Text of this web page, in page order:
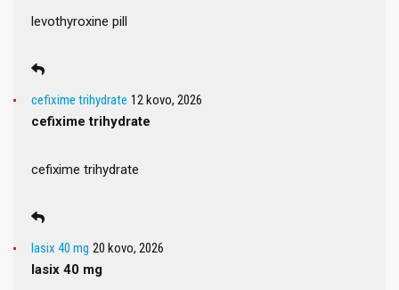
levothyroxine pill
cefixime trihydrate 12 kovo, 2026
cefixime trihydrate
cefixime trihydrate
lasix 40 mg 20 kovo, 2026
lasix 40 mg